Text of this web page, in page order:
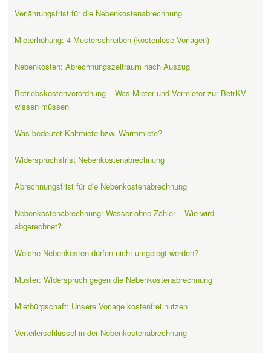
Verjährungsfrist für die Nebenkostenabrechnung
Mieterhöhung: 4 Musterschreiben (kostenlose Vorlagen)
Nebenkosten: Abrechnungszeitraum nach Auszug
Betriebskostenverordnung – Was Mieter und Vermieter zur BetrKV
wissen müssen
Was bedeutet Kaltmiete bzw. Warmmiete?
Widerspruchsfrist Nebenkostenabrechnung
Abrechnungsfrist für die Nebenkostenabrechnung
Nebenkostenabrechnung: Wasser ohne Zähler – Wie wird
abgerechnet?
Welche Nebenkosten dürfen nicht umgelegt werden?
Muster: Widerspruch gegen die Nebenkostenabrechnung
Mietbürgschaft: Unsere Vorlage kostenfrei nutzen
Verteilerschlüssel in der Nebenkostenabrechnung